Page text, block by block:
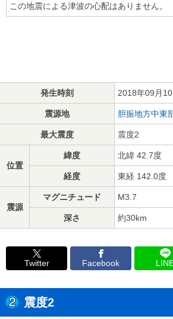
この地震による津波の心配はありません。
発生時刻 2018年09月
震源地 胆振地方中東
最大震度 震度2
位置
緯度 北緯 42.7度
経度 東経 142.0度
震源
マグニチュード M3.7
深さ 約30km
Twitter Facebook
震度2